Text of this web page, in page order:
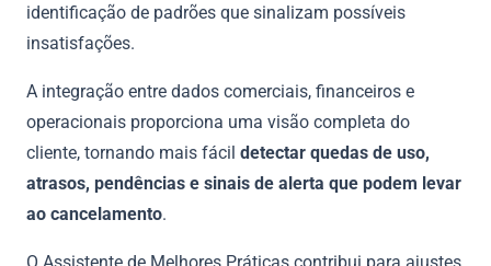
identificação de padrões que sinalizam possíveis
insatisfações.
A integração entre dados comerciais, financeiros e
operacionais proporciona uma visão completa do
cliente, tornando mais fácil detectar quedas de uso,
atrasos, pendências e sinais de alerta que podem levar
ao cancelamento.